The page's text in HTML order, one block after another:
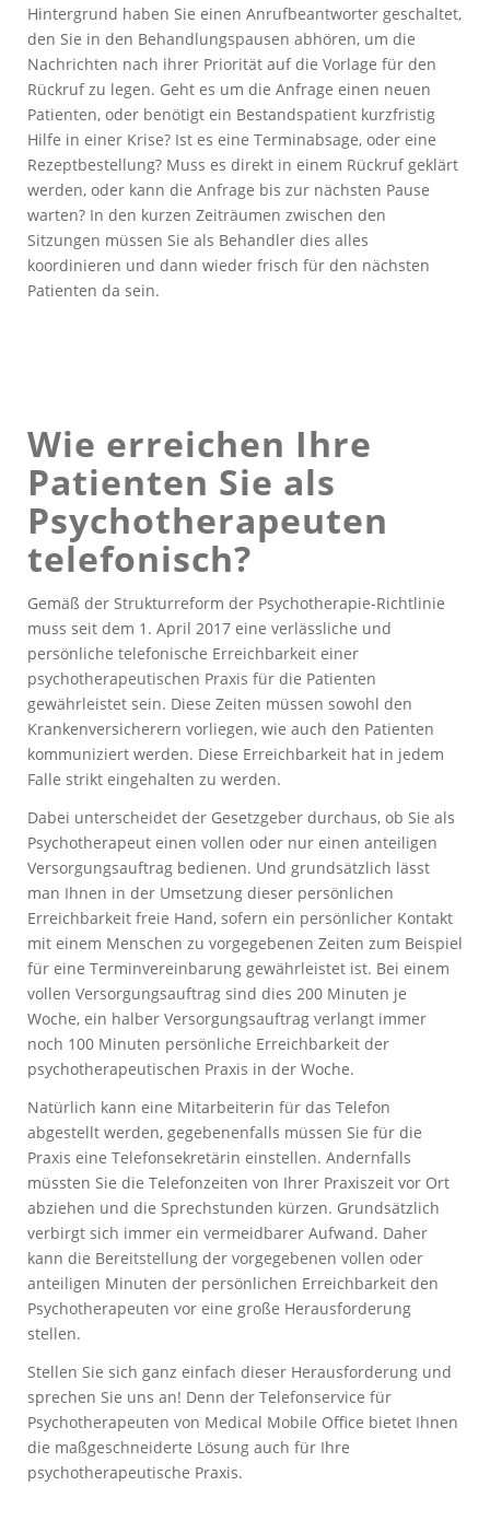
Hintergrund haben Sie einen Anrufbeantworter geschaltet,
den Sie in den Behandlungspausen abhören, um die
Nachrichten nach ihrer Priorität auf die Vorlage für den
Rückruf zu legen. Geht es um die Anfrage einen neuen
Patienten, oder benötigt ein Bestandspatient kurzfristig
Hilfe in einer Krise? Ist es eine Terminabsage, oder eine
Rezeptbestellung? Muss es direkt in einem Rückruf geklärt
werden, oder kann die Anfrage bis zur nächsten Pause
warten? In den kurzen Zeiträumen zwischen den
Sitzungen müssen Sie als Behandler dies alles
koordinieren und dann wieder frisch für den nächsten
Patienten da sein.
Wie erreichen Ihre
Patienten Sie als
Psychotherapeuten
telefonisch?
Gemäß der Strukturreform der Psychotherapie-Richtlinie
muss seit dem 1. April 2017 eine verlässliche und
persönliche telefonische Erreichbarkeit einer
psychotherapeutischen Praxis für die Patienten
gewährleistet sein. Diese Zeiten müssen sowohl den
Krankenversicherern vorliegen, wie auch den Patienten
kommuniziert werden. Diese Erreichbarkeit hat in jedem
Falle strikt eingehalten zu werden.
Dabei unterscheidet der Gesetzgeber durchaus, ob Sie als
Psychotherapeut einen vollen oder nur einen anteiligen
Versorgungsauftrag bedienen. Und grundsätzlich lässt
man Ihnen in der Umsetzung dieser persönlichen
Erreichbarkeit freie Hand, sofern ein persönlicher Kontakt
mit einem Menschen zu vorgegebenen Zeiten zum Beispiel
für eine Terminvereinbarung gewährleistet ist. Bei einem
vollen Versorgungsauftrag sind dies 200 Minuten je
Woche, ein halber Versorgungsauftrag verlangt immer
noch 100 Minuten persönliche Erreichbarkeit der
psychotherapeutischen Praxis in der Woche.
Natürlich kann eine Mitarbeiterin für das Telefon
abgestellt werden, gegebenenfalls müssen Sie für die
Praxis eine Telefonsekretärin einstellen. Andernfalls
müssten Sie die Telefonzeiten von Ihrer Praxiszeit vor Ort
abziehen und die Sprechstunden kürzen. Grundsätzlich
verbirgt sich immer ein vermeidbarer Aufwand. Daher
kann die Bereitstellung der vorgegebenen vollen oder
anteiligen Minuten der persönlichen Erreichbarkeit den
Psychotherapeuten vor eine große Herausforderung
stellen.
Stellen Sie sich ganz einfach dieser Herausforderung und
sprechen Sie uns an! Denn der Telefonservice für
Psychotherapeuten von Medical Mobile Office bietet Ihnen
die maßgeschneiderte Lösung auch für Ihre
psychotherapeutische Praxis.